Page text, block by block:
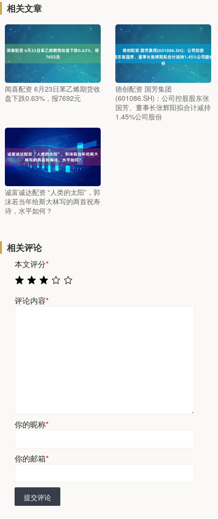
相关文章
闻喜配资 6月23日苯乙烯期货收
盘下跌0.63%，报7692元
德创配资 国芳集团
(601086.SH)：公司控股股东张
国芳、董事长张辉阳拟合计减持
1.45%公司股份
诚富诚达配资 “人类的太阳”，郭
沫若当年给斯大林写的两首祝寿
诗，水平如何？
相关评论
本文评分*
评论内容*
你的昵称*
你的邮箱*
提交评论